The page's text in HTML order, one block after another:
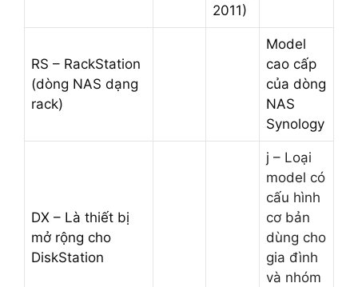
2011)
RS – RackStation
(dòng NAS dạng
rack)
Model
cao cấp
của dòng
NAS
Synology
DX – Là thiết bị
mở rộng cho
DiskStation
j – Loại
model có
cấu hình
cơ bản
dùng cho
gia đình
và nhóm